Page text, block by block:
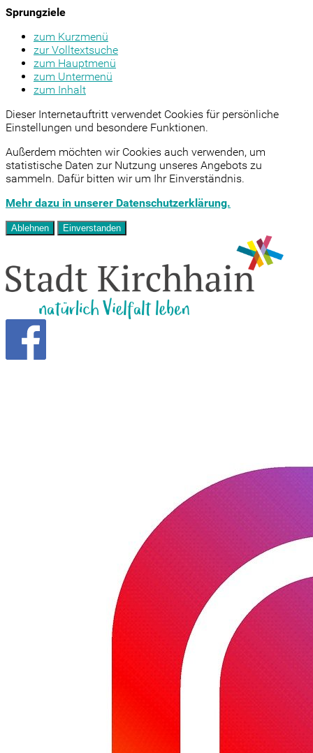
Sprungziele
zum Kurzmenü
zur Volltextsuche
zum Hauptmenü
zum Untermenü
zum Inhalt
Dieser Internetauftritt verwendet Cookies für persönliche
Einstellungen und besondere Funktionen.
Außerdem möchten wir Cookies auch verwenden, um
statistische Daten zur Nutzung unseres Angebots zu
sammeln. Dafür bitten wir um Ihr Einverständnis.
Mehr dazu in unserer Datenschutzerklärung.
Ablehnen Einverstanden